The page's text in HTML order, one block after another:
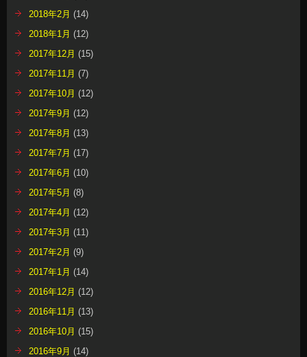
2018年2月 (14)
2018年1月 (12)
2017年12月 (15)
2017年11月 (7)
2017年10月 (12)
2017年9月 (12)
2017年8月 (13)
2017年7月 (17)
2017年6月 (10)
2017年5月 (8)
2017年4月 (12)
2017年3月 (11)
2017年2月 (9)
2017年1月 (14)
2016年12月 (12)
2016年11月 (13)
2016年10月 (15)
2016年9月 (14)